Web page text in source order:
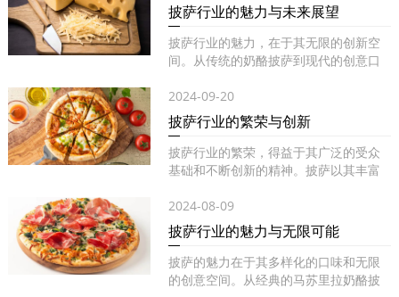
披萨行业的魅力与未来展望
披萨行业的魅力，在于其无限的创新空
间。从传统的奶酪披萨到现代的创意口
2024-09-20
披萨行业的繁荣与创新
披萨行业的繁荣，得益于其广泛的受众
基础和不断创新的精神。披萨以其丰富
2024-08-09
披萨行业的魅力与无限可能
披萨的魅力在于其多样化的口味和无限
的创意空间。从经典的马苏里拉奶酪披